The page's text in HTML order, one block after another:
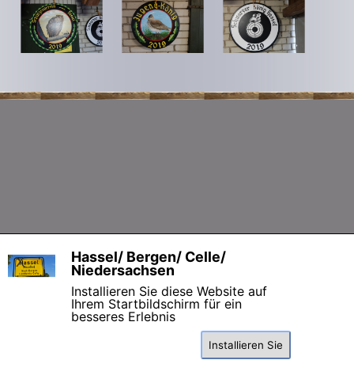
Hassel/ Bergen/ Celle/
Niedersachsen
Installieren Sie diese Website auf
Ihrem Startbildschirm für ein
besseres Erlebnis
Installieren Sie
X